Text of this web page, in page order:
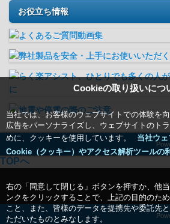
Cookieの取り扱いにつ
当社では、お客様のウェブサイトでの体験を
広告をパーソナライズし、ウェブサイトのト
めに、クッキーを使用しています。
当社ウ
Cookie（クッキー）やアクセス解析ツールの
右の「同意して閉じる」ボタンを押すか、他
ンクをクリックすることで、上記の目的のた
こと、また、皆様のデータを提携先や委託先
ただいたものとみなします。
お役立ち情報
TOPへ